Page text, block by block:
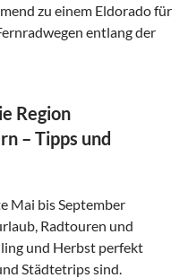
zu einem Eldorado für
entlang der
Region
– Tipps und
Mai bis September
Radtouren und
und Herbst perfekt
Städtetrips sind.